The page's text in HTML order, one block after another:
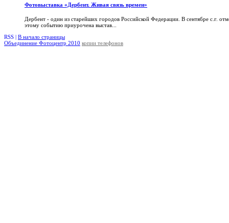
Фотовыставка «Дербент. Живая связь времен»
Дербент - один из старейших городов Российской Федерации. В сентябре с.г.
этому событию приурочена выстав...
RSS | В начало страницы
Объединение Фотоцентр 2010 копии телефонов